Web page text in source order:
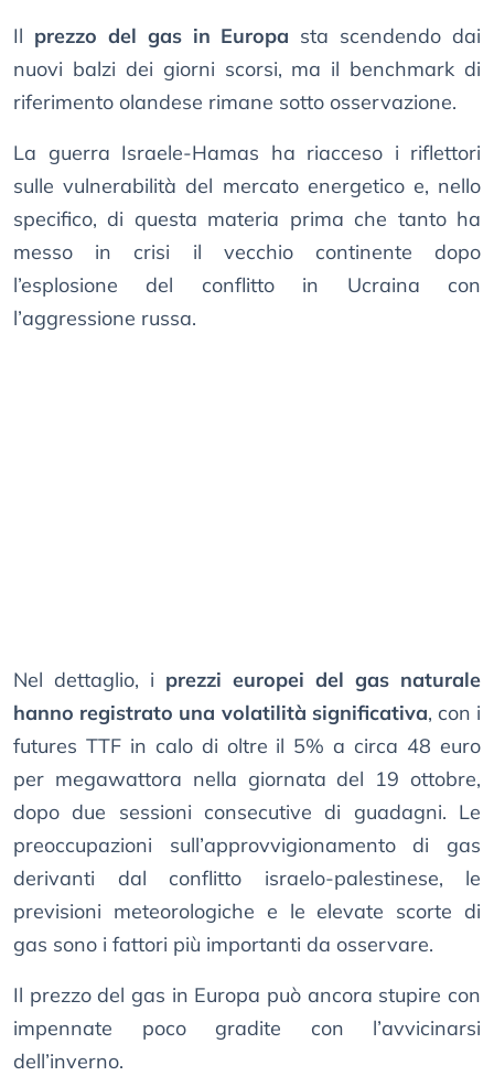
Il prezzo del gas in Europa sta scendendo dai
nuovi balzi dei giorni scorsi, ma il benchmark di
riferimento olandese rimane sotto osservazione.
La guerra Israele-Hamas ha riacceso i riflettori
sulle vulnerabilità del mercato energetico e, nello
specifico, di questa materia prima che tanto ha
messo in crisi il vecchio continente dopo
l’esplosione del conflitto in Ucraina con
l’aggressione russa.
Nel dettaglio, i prezzi europei del gas naturale
hanno registrato una volatilità significativa, con i
futures TTF in calo di oltre il 5% a circa 48 euro
per megawattora nella giornata del 19 ottobre,
dopo due sessioni consecutive di guadagni. Le
preoccupazioni sull’approvvigionamento di gas
derivanti dal conflitto israelo-palestinese, le
previsioni meteorologiche e le elevate scorte di
gas sono i fattori più importanti da osservare.
Il prezzo del gas in Europa può ancora stupire con
impennate poco gradite con l’avvicinarsi
dell’inverno.